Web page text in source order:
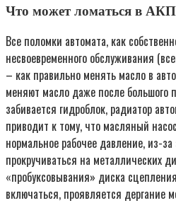
Что может ломаться в
Все поломки автомата, как
несвоевременного обслуживания
– как правильно менять масло в
меняют масло даже после большого
забивается гидроблок, радиатор
приводит к тому, что масляный
нормальное рабочее давление, из-
прокручиваться на металлических
«пробуксовывания» диска
включаться, проявляется дергание